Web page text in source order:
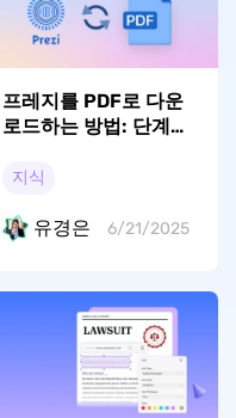
프레지를 PDF로 다운
로드하는 방법: 단계
지식
유경은 6/21/2025